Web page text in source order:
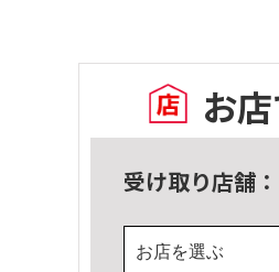
お
受け取り店舗：
お店を選ぶ